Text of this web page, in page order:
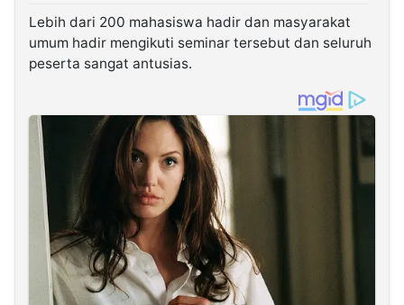
Lebih dari 200 mahasiswa hadir dan masyarakat
umum hadir mengikuti seminar tersebut dan seluruh
peserta sangat antusias.